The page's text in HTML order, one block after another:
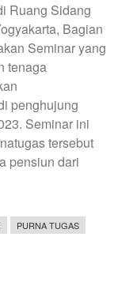
Ruang Sidang
Bagian
Seminar yang
tenaga
penghujung
Seminar ini
tersebut
pensiun dari
PURNA TUGAS